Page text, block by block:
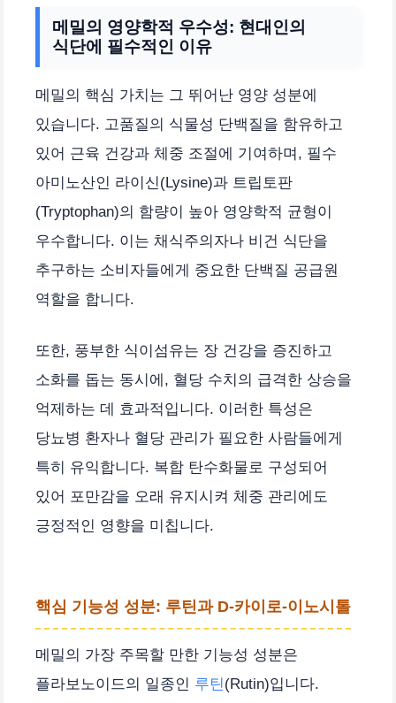
메밀의 영양학적 우수성: 현대인의
식단에 필수적인 이유
메밀의 핵심 가치는 그 뛰어난 영양 성분에
있습니다. 고품질의 식물성 단백질을 함유하고
있어 근육 건강과 체중 조절에 기여하며, 필수
아미노산인 라이신(Lysine)과 트립토판
(Tryptophan)의 함량이 높아 영양학적 균형이
우수합니다. 이는 채식주의자나 비건 식단을
추구하는 소비자들에게 중요한 단백질 공급원
역할을 합니다.
또한, 풍부한 식이섬유는 장 건강을 증진하고
소화를 돕는 동시에, 혈당 수치의 급격한 상승을
억제하는 데 효과적입니다. 이러한 특성은
당뇨병 환자나 혈당 관리가 필요한 사람들에게
특히 유익합니다. 복합 탄수화물로 구성되어
있어 포만감을 오래 유지시켜 체중 관리에도
긍정적인 영향을 미칩니다.
핵심 기능성 성분: 루틴과 D-카이로-이노시톨
메밀의 가장 주목할 만한 기능성 성분은
플라보노이드의 일종인 루틴 (Rutin)입니다.